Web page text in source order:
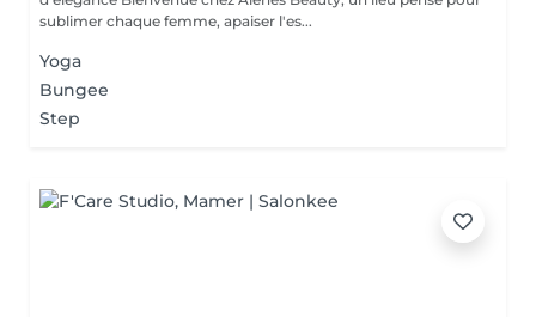
sublimer chaque femme, apaiser l'es...
Yoga
Bungee
Step